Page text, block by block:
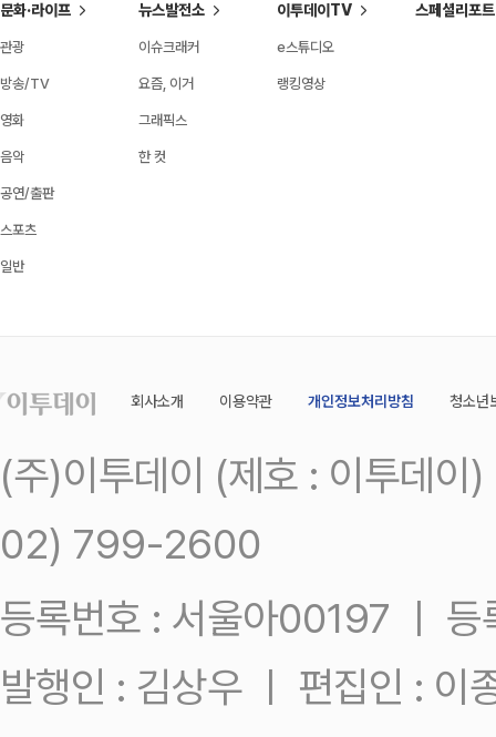
문화·라이프
관광
방송/TV
영화
음악
공연/출판
스포츠
일반
뉴스발전소
이슈크래커
요즘, 이거
그래픽스
한 컷
이투데이TV
e스튜디오
랭킹영상
스페셜리포트
회사소개 이용약관 개인정보처리방침 청소년
(주)이투데이 (제호 : 이투데
02) 799-2600
등록번호 : 서울아00197 ㅣ
발행인 : 김상우 ㅣ 편집인 : 이